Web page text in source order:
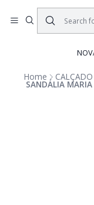
Home
SANDÁLIA